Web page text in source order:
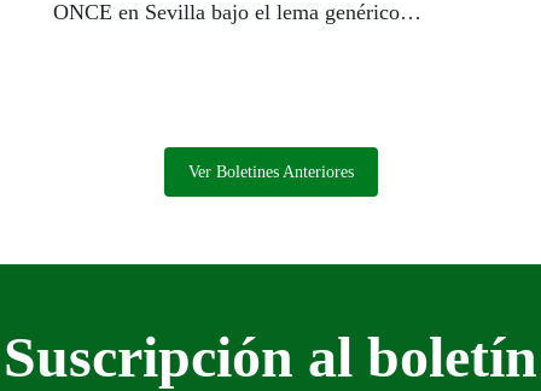
ONCE en Sevilla bajo el lema genérico
socialización y descubrieron buena parte del
patrimonio histórico de la capital andaluza.
Ver Boletines Anteriores
Suscripción al boletín